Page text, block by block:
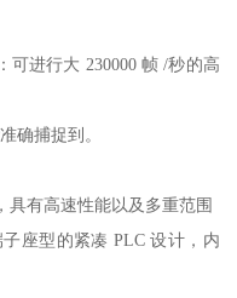
进行大 230000 帧 /秒的高
确捕捉到。
有高速性能以及多重范围
座型的紧凑 PLC 设计，内